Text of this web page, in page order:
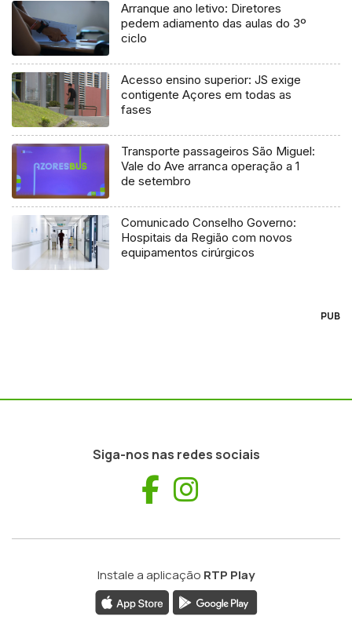
Arranque ano letivo: Diretores
pedem adiamento das aulas do 3º
ciclo
Acesso ensino superior: JS exige
contigente Açores em todas as
fases
Transporte passageiros São Miguel:
Vale do Ave arranca operação a 1
de setembro
Comunicado Conselho Governo:
Hospitais da Região com novos
equipamentos cirúrgicos
PUB
Siga-nos nas redes sociais
Facebook
Instale a aplicação RTP Play